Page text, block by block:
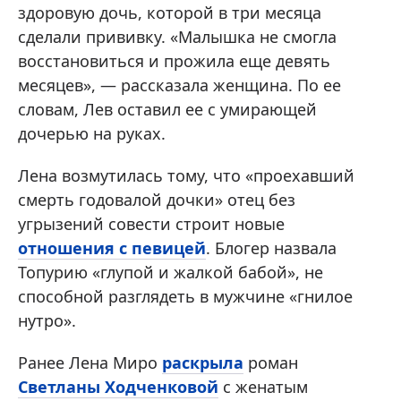
здоровую дочь, которой в три месяца
сделали прививку. «Малышка не смогла
восстановиться и прожила еще девять
месяцев», — рассказала женщина. По ее
словам, Лев оставил ее с умирающей
дочерью на руках.
Лена возмутилась тому, что «проехавший
смерть годовалой дочки» отец без
угрызений совести строит новые
отношения с певицей. Блогер назвала
Топурию «глупой и жалкой бабой», не
способной разглядеть в мужчине «гнилое
нутро».
Ранее Лена Миро раскрыла роман
Светланы Ходченковой с женатым